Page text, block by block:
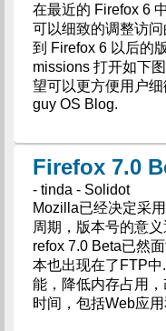
在最近的 Firefox 6
可以细致的调整访
到 Firefox 6 以后的
missions 打开如下
望可以更方便用户
guy OS Blog.
Firefox 7.0
- tinda - Solidot
Mozilla已经决定采
周期，版本号的意
refox 7.0 Beta已然
本也出现在了FTP
能，降低内存占用
时间，包括Web应